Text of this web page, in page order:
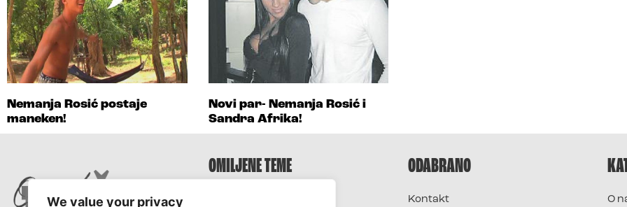
We value your privacy
Nemanja Rosić postaje
maneken!
Novi par- Nemanja Rosić i
Sandra Afrika!
OMILJENE TEME ODABRANO
Kontakt O